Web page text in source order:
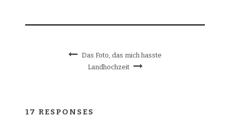
Das Foto, das mich hasste
Landhochzeit
17 RESPONSES